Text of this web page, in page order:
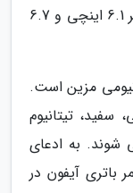
های پرو و پرو مکس در نسل قبل نمایشگر 6.1 اینچی و 6.7
مزین است.
تیتانیوم
شوند. به ادعای
عمر باتری آیفون در